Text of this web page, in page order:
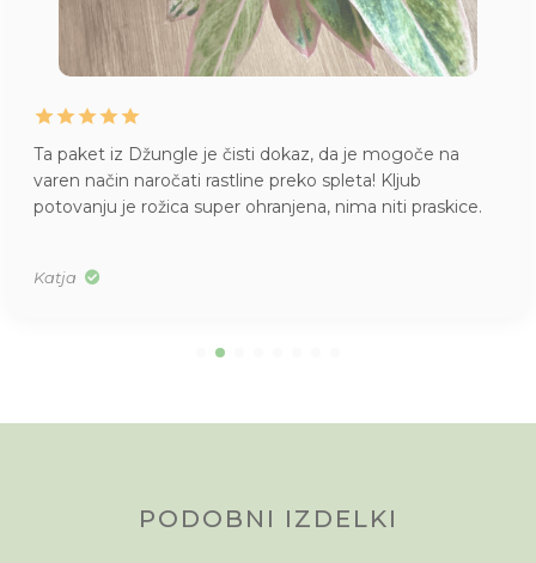
Ta paket iz Džungle je čisti dokaz, da je mogoče na
varen način naročati rastline preko spleta! Kljub
potovanju je rožica super ohranjena, nima niti praskice.
Katja
PODOBNI IZDELKI